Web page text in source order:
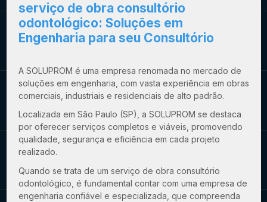
serviço de obra consultório
odontológico: Soluções em
Engenharia para seu Consultório
A SOLUPROM é uma empresa renomada no mercado de
soluções em engenharia, com vasta experiência em obras
comerciais, industriais e residenciais de alto padrão.
Localizada em São Paulo (SP), a SOLUPROM se destaca
por oferecer serviços completos e viáveis, promovendo
qualidade, segurança e eficiência em cada projeto
realizado.
Quando se trata de um serviço de obra consultório
odontológico , é fundamental contar com uma empresa de
engenharia confiável e especializada, que compreenda